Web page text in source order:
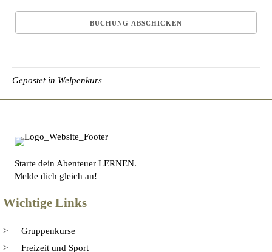
Gepostet in Welpenkurs
Starte dein Abenteuer LERNEN.
Melde dich gleich an!
Wichtige Links
Gruppenkurse
Freizeit und Sport